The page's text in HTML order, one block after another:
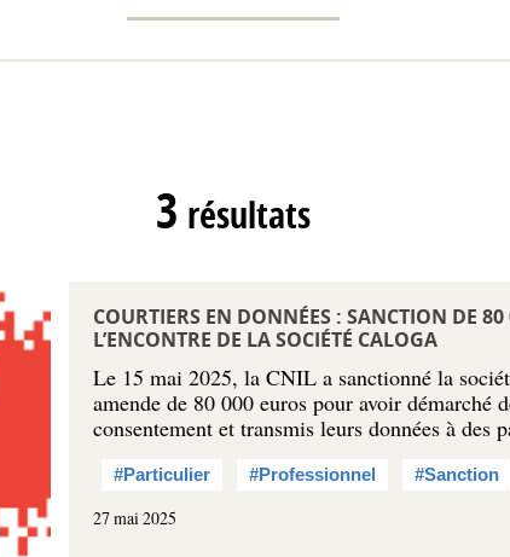
3 résultats
COURTIERS EN DONNÉES : SANCTION DE
L’ENCONTRE DE LA SOCIÉTÉ CALOGA
Le 15 mai 2025, la CNIL a sanctionné la
amende de 80 000 euros pour avoir démarché
consentement et transmis leurs données à des
#Particulier #Professionnel #Sanction
27 mai 2025